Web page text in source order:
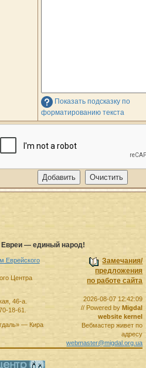
Показать подсказку по
форматированию текста
Евреи — единый народ!
Замечания/
предложения
по работе сайта
2026-08-07 12:42:09
// Powered byMigdal
website kernel
Вебмастер живет по
адресу
webmaster@migdal.org.ua
Еврейского
Центра
46-а.
18-61
— Кира